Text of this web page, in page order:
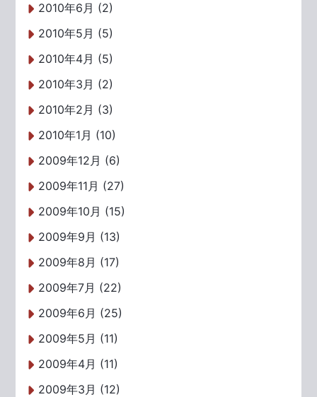
2010年6月 (2)
2010年5月 (5)
2010年4月 (5)
2010年3月 (2)
2010年2月 (3)
2010年1月 (10)
2009年12月 (6)
2009年11月 (27)
2009年10月 (15)
2009年9月 (13)
2009年8月 (17)
2009年7月 (22)
2009年6月 (25)
2009年5月 (11)
2009年4月 (11)
2009年3月 (12)